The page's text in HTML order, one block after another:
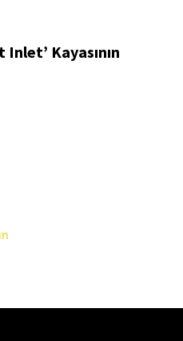
Kayasının